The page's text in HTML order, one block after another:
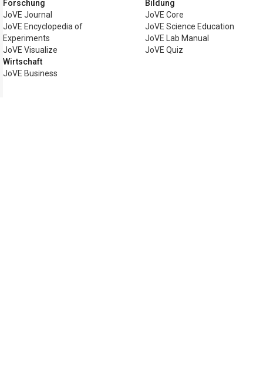
Forschung
JoVE Journal
JoVE Encyclopedia of
Experiments
JoVE Visualize
Wirtschaft
JoVE Business
Bildung
JoVE Core
JoVE Science Education
JoVE Lab Manual
JoVE Quiz